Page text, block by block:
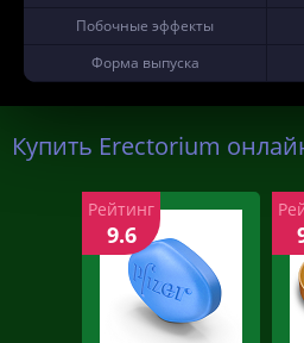
Побочные эффекты
Форма выпуска
Купить Erectorium
Рейтинг
9.6